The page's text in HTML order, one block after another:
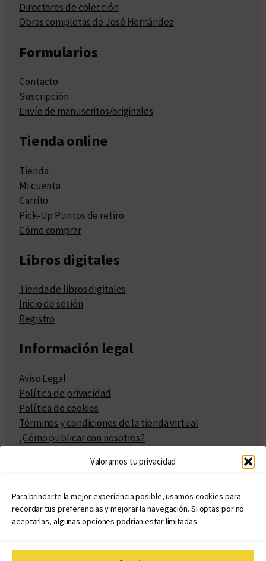
Valoramos tu privacidad
Para brindarte la mejor experiencia posible, usamos cookies para
recordar tus preferencias y mejorar la navegación. Si optas por no
aceptarlas, algunas opciones podrían estar limitadas.
Directores de colección
Obras completas de José Hernández
Formularios
Contacto
Suscripción
Envío de manuscritos/originales
Tienda online
Tienda
Mi cuenta
Carrito
Pick-Up Puntos de retiro
Cómo comprar
Libros digitales
Tienda de libros digitales
Inicio de sesión
Registro
Información legal
Aviso Legal
Política de privacidad
Política de cookies
Términos y condiciones de la tienda virtual
¿Cómo publicar con nosotros?
Políticas de publicación
Políticas de coedición
Atribuciones